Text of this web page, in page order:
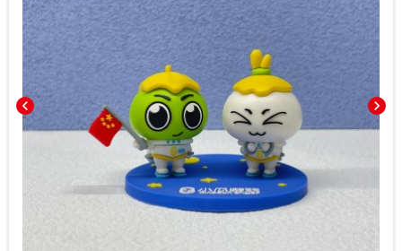
chevron_left chevron_right